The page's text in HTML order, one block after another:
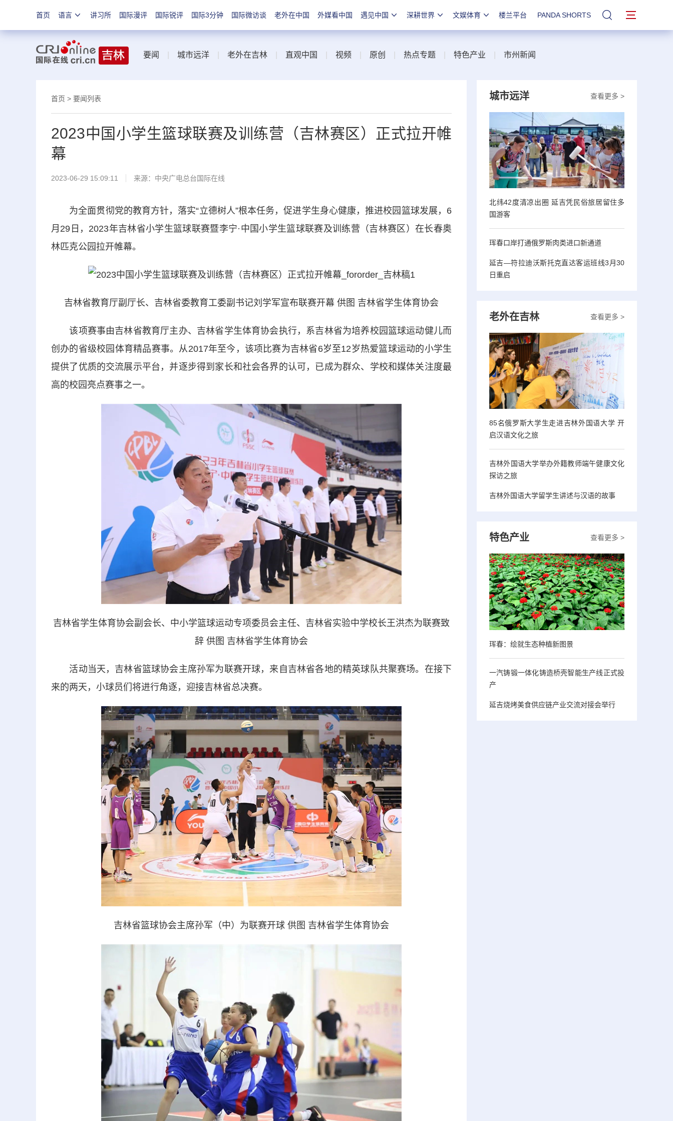
首页 语言 讲习所 国际漫评 国际锐评 国际3分钟 国际微访谈 老外在中国 外媒看中国 遇见中国 深耕世界 文娱体育 楼兰平台 PANDA SHORTS 站内搜索
要闻 城市远洋 老外在吉林 直观中国 视频 原创 热点专题 特色产业 市州新闻
首页 > 要闻列表
2023中国小学生篮球联赛及训练营（吉林赛区）正式拉开帷
幕
2023-06-29 15:09:11 来源：中央广电总台国际在线
为全面贯彻党的教育方针，落实“立德树人”根本任务，促进学生身心健康，推进校园篮球发展，6
月29日，2023年吉林省小学生篮球联赛暨李宁·中国小学生篮球联赛及训练营（吉林赛区）在长春奥
林匹克公园拉开帷幕。
吉林省教育厅副厅长、吉林省委教育工委副书记刘学军宣布联赛开幕 供图 吉林省学生体育协会
该项赛事由吉林省教育厅主办、吉林省学生体育协会执行，系吉林省为培养校园篮球运动健儿而
创办的省级校园体育精品赛事。从2017年至今，该项比赛为吉林省6岁至12岁热爱篮球运动的小学生
提供了优质的交流展示平台，并逐步得到家长和社会各界的认可，已成为群众、学校和媒体关注度最
高的校园亮点赛事之一。
吉林省学生体育协会副会长、中小学篮球运动专项委员会主任、吉林省实验中学校长王洪杰为联赛致
辞 供图 吉林省学生体育协会
活动当天，吉林省篮球协会主席孙军为联赛开球，来自吉林省各地的精英球队共聚赛场。在接下
来的两天，小球员们将进行角逐，迎接吉林省总决赛。
吉林省篮球协会主席孙军（中）为联赛开球 供图 吉林省学生体育协会
查看更多 >
城市远洋
北纬42度清凉出圈 延吉凭民俗旅居留住多
国游客
珲春口岸打通俄罗斯肉类进口新通道
延吉—符拉迪沃斯托克直达客运班线3月30
日重启
查看更多 >
老外在吉林
85名俄罗斯大学生走进吉林外国语大学 开
启汉语文化之旅
吉林外国语大学举办外籍教师端午健康文化
探访之旅
吉林外国语大学留学生讲述与汉语的故事
查看更多 >
特色产业
珲春：绘就生态种植新图景
一汽铸锻一体化铸造桥壳智能生产线正式投
产
延吉烧烤美食供应链产业交流对接会举行